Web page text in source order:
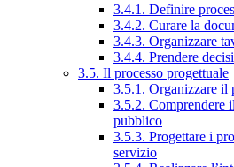
3.4.1. Definire
3.4.2. Curare la
3.4.3. Organizzare
3.4.4. Prendere
3.5. Il processo progettuale
3.5.1. Organizzare il
3.5.2. Comprendere
pubblico
3.5.3. Progettare i
servizio